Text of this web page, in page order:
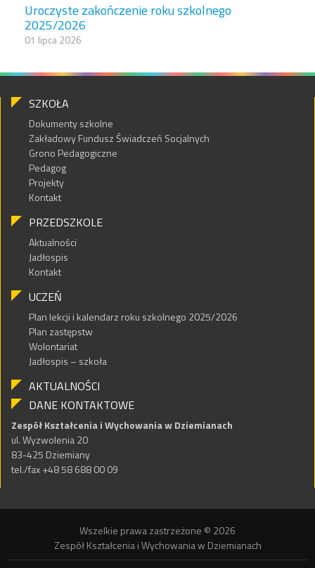
Uroczyste zakończenie roku szkolnego
2025/2026
01 lipca 2026
SZKOŁA
Dokumenty szkolne
Zakładowy Fundusz Świadczeń Socjalnych
Grono Pedagogiczne
Pedagog
Projekty
Kontakt
PRZEDSZKOLE
Aktualności
Jadłospis
Kontakt
UCZEŃ
Plan lekcji i kalendarz roku szkolnego 2025/2026
Plan zastępstw
Wolontariat
Jadłospis – szkoła
AKTUALNOŚCI
DANE KONTAKTOWE
Zespół Kształcenia i Wychowania w Dziemianach
ul. Wyzwolenia 20
83-425 Dziemiany
tel./fax +48 58 688 00 09
Wszelkie prawa zastrzeżone © 2026
Zespół Kształcenia i Wychowania w Dziemianach